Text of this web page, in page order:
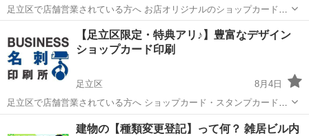
足立区で店舗営業されている方へ お店オリジナルのショップカード・
スタンプカードを作ってお店のPRを そしてリピーターの確保をしませ
んか？ オンリーワンのオリジナルショップカード・スタンプカードを
お作りします！ ...
その他 名刺
【足立区限定・特典アリ♪】豊富なデザイン
ショップカード印刷
足立区
8月4日
足立区で店舗営業されている方へ ショップカード・スタンプカードを
作ってお店のPRを そしてリピーターの確保をしませんか？ ショップ
カード・スタンプカードの作成は、 五反田の印刷屋【BUSINESS名刺
足立区 その他 名刺
建物の【種類変更登記】って何？ 雑居ビル内